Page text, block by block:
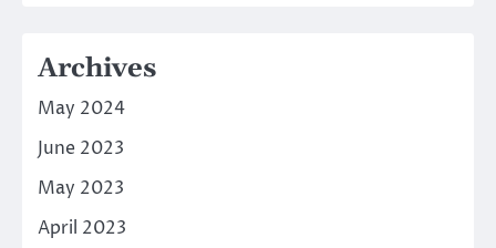
Archives
May 2024
June 2023
May 2023
April 2023